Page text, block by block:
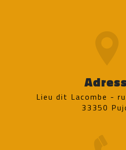
Lieu dit Lacombe - rue du Château,
33350